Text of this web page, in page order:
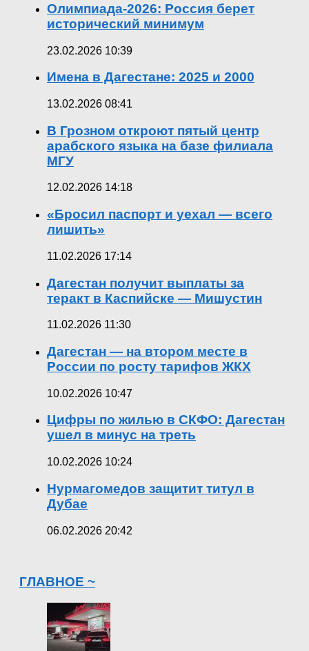
Олимпиада-2026: Россия берет
исторический минимум
23.02.2026 10:39
Имена в Дагестане: 2025 и 2000
13.02.2026 08:41
В Грозном откроют пятый центр
арабского языка на базе филиала
МГУ
12.02.2026 14:18
«Бросил паспорт и уехал — всего
лишить»
11.02.2026 17:14
Дагестан получит выплаты за
теракт в Каспийске — Мишустин
11.02.2026 11:30
Дагестан — на втором месте в
России по росту тарифов ЖКХ
10.02.2026 10:47
Цифры по жилью в СКФО: Дагестан
ушел в минус на треть
10.02.2026 10:24
Нурмагомедов защитит титул в
Дубае
06.02.2026 20:42
ГЛАВНОЕ ~